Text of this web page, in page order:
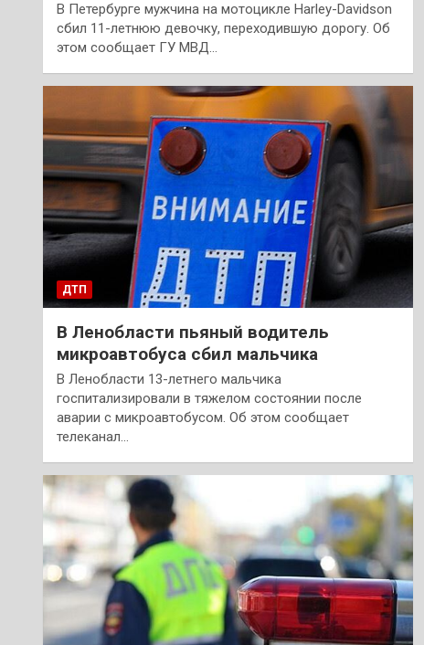
В Петербурге мужчина на мотоцикле Harley-Davidson
сбил 11-летнюю девочку, переходившую дорогу. Об
этом сообщает ГУ МВД…
ДТП
В Ленобласти пьяный водитель
микроавтобуса сбил мальчика
В Ленобласти 13-летнего мальчика
госпитализировали в тяжелом состоянии после
аварии с микроавтобусом. Об этом сообщает
телеканал…